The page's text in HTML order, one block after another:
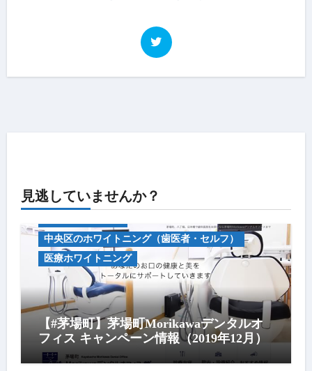
見逃していませんか？
中央区のホワイトニング（歯医者・セルフ）
医療ホワイトニング
【#茅場町】茅場町Morikawaデンタルオ
フィス キャンペーン情報（2019年12月）